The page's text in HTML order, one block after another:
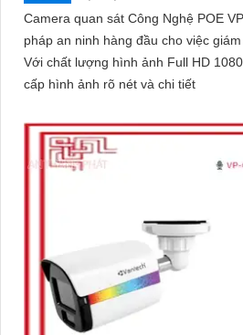
Camera quan sát Công Nghệ POE
pháp an ninh hàng đầu cho việc
Với chất lượng hình ảnh Full HD
cấp hình ảnh rõ nét và chi tiết